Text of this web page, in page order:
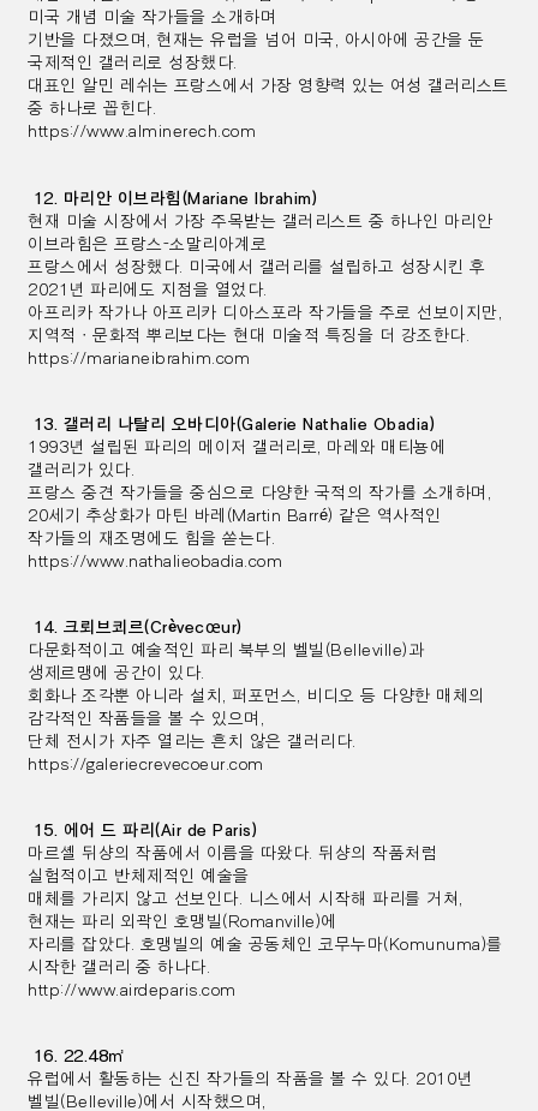
미국 개념 미술 작가들을 소개하며
기반을 다졌으며,현재는 유럽을 넘어 미국, 아시아에 공간을 둔
국제적인 갤러리로 성장했다.
대표인 알민 레쉬는 프랑스에서 가장 영향력 있는 여성 갤러리스트
중 하나로 꼽힌다.
https://www.alminerech.com
12. 마리안 이브라힘(Mariane Ibrahim)
현재 미술 시장에서 가장 주목받는 갤러리스트 중 하나인 마리안
이브라힘은 프랑스-소말리아계로
프랑스에서 성장했다.
미국에서 갤러리를 설립하고 성장시킨 후
2021년 파리에도 지점을 열었다.
아프리카 작가나 아프리카 디아스포라 작가들을 주로 선보이지만,
지역적ㆍ문화적 뿌리보다는현대 미술적 특징을 더 강조한다.
https://marianeibrahim.com
13. 갤러리 나탈리 오바디아(Galerie Nathalie Obadia)
1993년 설립된 파리의 메이저 갤러리로, 마레와 매티뇽에
갤러리가 있다.
프랑스 중견 작가들을 중심으로 다양한 국적의 작가를 소개하며,
20세기 추상화가 마틴 바레(Martin Barré) 같은 역사적인
작가들의 재조명에도 힘을 쏟는다.
https://www.nathalieobadia.com
14. 크뢰브쾨르(Crèvecœur)
다문화적이고 예술적인 파리 북부의 벨빌(Belleville)과
생제르맹에 공간이 있다.
회화나 조각뿐 아니라 설치, 퍼포먼스, 비디오 등 다양한 매체의
감각적인 작품들을 볼 수 있으며,
단체 전시가 자주 열리는 흔치 않은 갤러리다.
https://galeriecrevecoeur.com
15. 에어 드 파리(Air de Paris)
마르셸 뒤샹의 작품에서 이름을 따왔다. 뒤샹의 작품처럼
실험적이고 반체제적인 예술을
매체를 가리지 않고 선보인다.
니스에서 시작해 파리를 거쳐,
현재는 파리 외곽인 호맹빌(Romanville)에
자리를 잡았다. 호맹빌의 예술 공동체인 코무누마(Komunuma)를
시작한 갤러리 중 하나다.
http://www.airdeparis.com
16. 22.48㎡
유럽에서 활동하는 신진 작가들의 작품을 볼 수 있다. 2010년
벨빌(Belleville)에서 시작했으며,